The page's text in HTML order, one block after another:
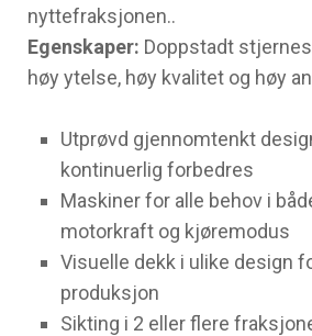
nyttefraksjonen..
Egenskaper: Doppstadt
høy ytelse, høy kvalitet og høy
Utprøvd gjennomtenkt
kontinuerlig forbedres
Maskiner for alle behov i
motorkraft og kjøremodus
Visuelle dekk i ulike design
produksjon
Sikting i 2 eller flere